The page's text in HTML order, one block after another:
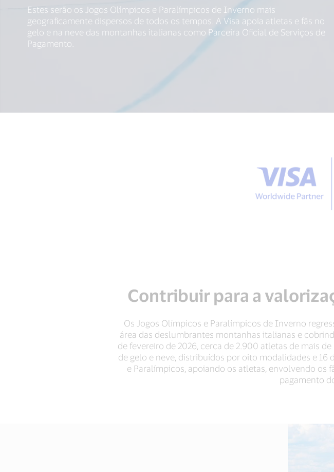
Estes serão os Jogos Olímpicos e Paralímpicos de Inverno mais
geograficamente dispersos de todos os tempos. A Visa apoia atletas e fãs no
gelo e na neve das montanhas italianas como Parceira Oficial de Serviços de
Pagamento.
Contribuir para a
Os Jogos Olímpicos e Paralímpicos de Inverno
área das deslumbrantes montanhas italianas e
de fevereiro de 2026, cerca de 2.900 atletas de mais
de gelo e neve, distribuídos por oito modalidades e
e Paralímpicos, apoiando os atletas, envolvendo os
pagamento